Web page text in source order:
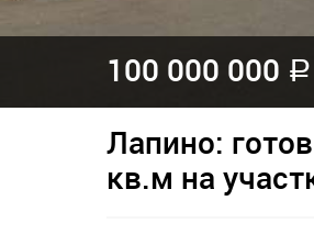
100 000 000 a
Лапино:
кв.м на